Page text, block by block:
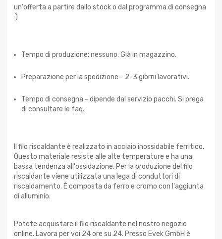
un'offerta a partire dallo stock o dal programma di consegna
:)
Tempo di produzione: nessuno. Già in magazzino.
Preparazione per la spedizione - 2-3 giorni lavorativi.
Tempo di consegna - dipende dal servizio pacchi. Si prega
di consultare le faq.
Il filo riscaldante è realizzato in acciaio inossidabile ferritico.
Questo materiale resiste alle alte temperature e ha una
bassa tendenza all'ossidazione. Per la produzione del filo
riscaldante viene utilizzata una lega di conduttori di
riscaldamento. È composta da ferro e cromo con l'aggiunta
di alluminio.
Potete acquistare il filo riscaldante nel nostro negozio
online. Lavora per voi 24 ore su 24. Presso Evek GmbH è